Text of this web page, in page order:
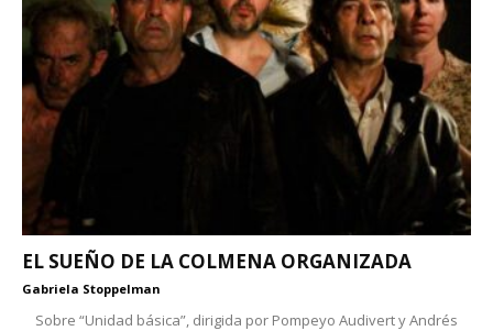
EL SUEÑO DE LA COLMENA ORGANIZADA
Gabriela Stoppelman
Sobre “Unidad básica”, dirigida por Pompeyo Audivert y Andrés